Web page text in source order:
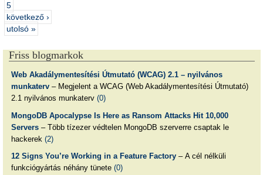
5
következő ›
utolsó »
Friss blogmarkok
Web Akadálymentesítési Útmutató (WCAG) 2.1 – nyilvános
munkaterv– Megjelent a WCAG (Web Akadálymentesítési Útmutató)
2.1 nyilvános munkaterv (0)
MongoDB Apocalypse Is Here as Ransom Attacks Hit 10,000
Servers– Több tízezer védtelen MongoDB szerverre csaptak le
hackerek (2)
12 Signs You’re Working in a Feature Factory– A cél nélküli
funkciógyártás néhány tünete (0)